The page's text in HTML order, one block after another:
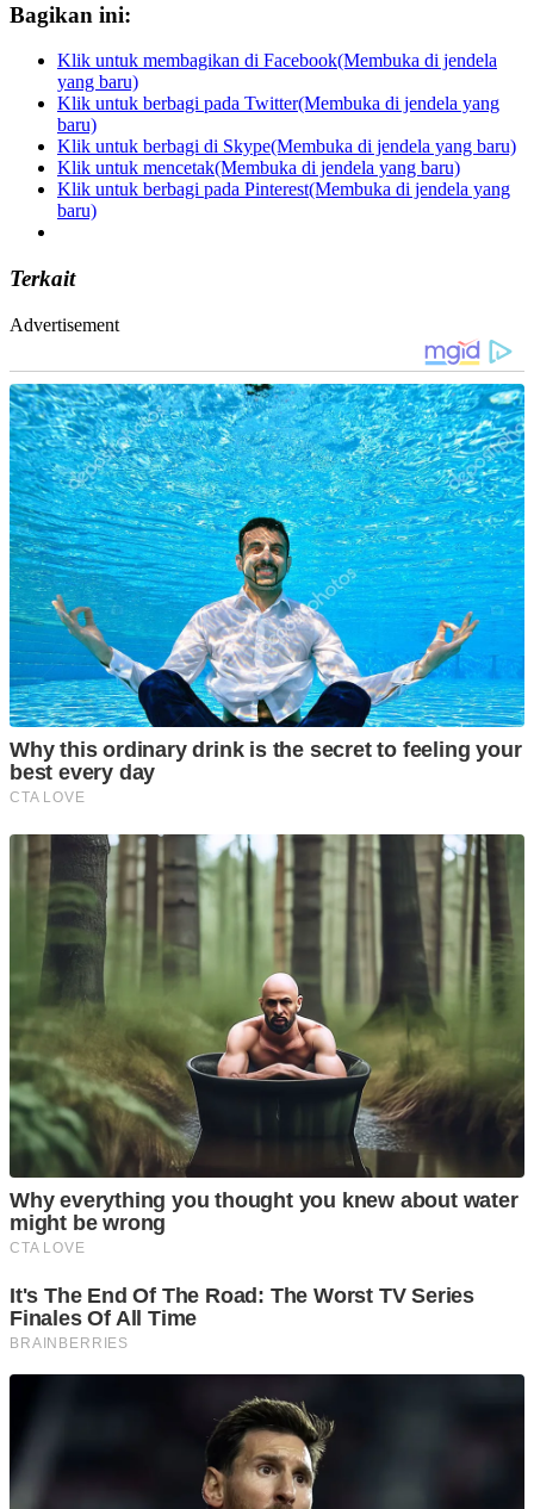
Bagikan ini:
Klik untuk membagikan di Facebook(Membuka di jendela
yang baru)
Klik untuk berbagi pada Twitter(Membuka di jendela yang
baru)
Klik untuk berbagi di Skype(Membuka di jendela yang baru)
Klik untuk mencetak(Membuka di jendela yang baru)
Klik untuk berbagi pada Pinterest(Membuka di jendela yang
baru)
Terkait
Advertisement